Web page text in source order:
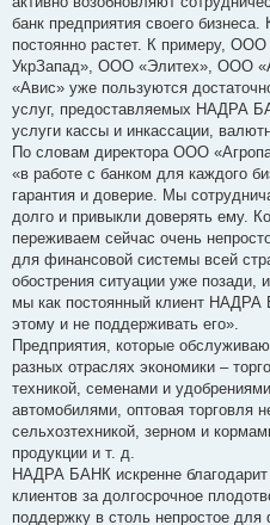
банк предприятия своего бизнеса.
постоянно растет. К примеру,
УкрЗапад», ООО «Элитех», ООО
«Авис» уже пользуются
услуг, предоставляемых НАДРА
услуги кассы и инкассации,
По словам директора ООО
«в работе с банком для каждого
гарантия и доверие. Мы
долго и привыкли доверять ему.
переживаем сейчас очень
для финансовой системы всей
обострения ситуации уже позади,
мы как постоянный клиент
этому и не поддерживать его».
Предприятия, которые
разных отраслях экономики –
техникой, семенами и
автомобилями, оптовая торговля
сельхозтехникой, зерном и
продукции и т. д.
НАДРА БАНК искренне благодарит
клиентов за долгосрочное
поддержку в столь непростое